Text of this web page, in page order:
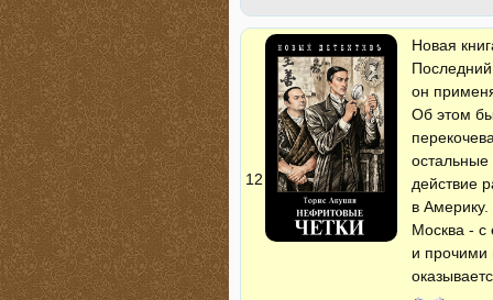
12
Новая
он
Об этом
остальные
действие
в
Москва - с
и прочими